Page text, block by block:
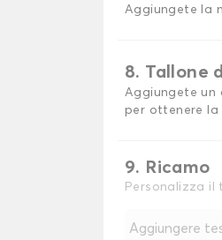
Aggiungete la
8. Tallone
Aggiungete un
per ottenere la
9. Ricamo
Personalizza
Aggiungere